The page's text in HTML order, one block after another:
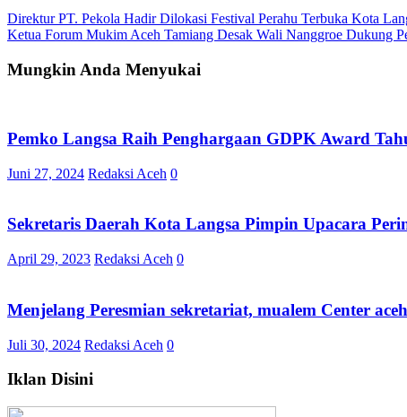
Navigasi
pos
Direktur PT. Pekola Hadir Dilokasi Festival Perahu Terbuka Kota
Ketua Forum Mukim Aceh Tamiang Desak Wali Nanggroe Dukung
Mungkin Anda Menyukai
Pemko Langsa Raih Penghargaan GDPK Award
Juni 27, 2024 Redaksi Aceh 0
Sekretaris Daerah Kota Langsa Pimpin Upacara
April 29, 2023 Redaksi Aceh 0
Menjelang Peresmian sekretariat, mualem Center
Juli 30, 2024 Redaksi Aceh 0
Iklan Disini